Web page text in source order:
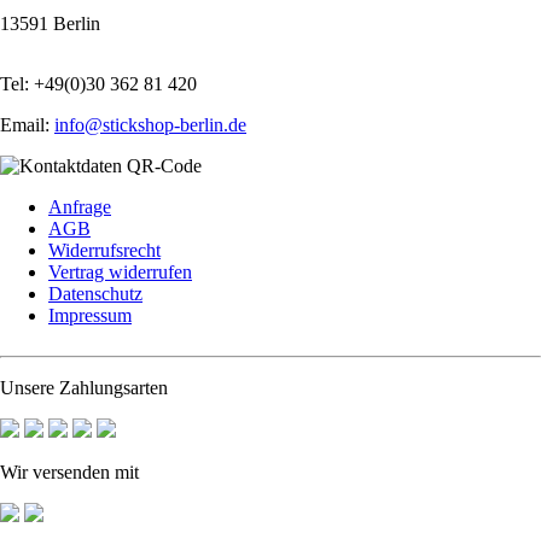
13591 Berlin
Tel: +49(0)30 362 81 420
Email: info@stickshop-berlin.de
überspringen
Anfrage
AGB
Widerrufsrecht
Vertrag widerrufen
Datenschutz
Impressum
Unsere Zahlungsarten
Wir versenden mit